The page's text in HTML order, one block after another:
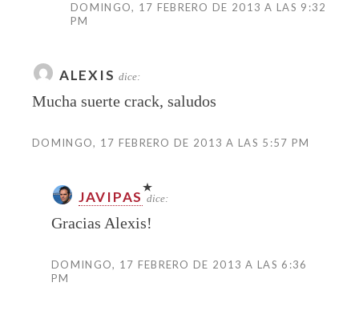
DOMINGO, 17 FEBRERO DE 2013 A LAS 9:32
PM
ALEXIS dice:
Mucha suerte crack, saludos
DOMINGO, 17 FEBRERO DE 2013 A LAS 5:57 PM
JAVIPAS dice:
Gracias Alexis!
DOMINGO, 17 FEBRERO DE 2013 A LAS 6:36
PM